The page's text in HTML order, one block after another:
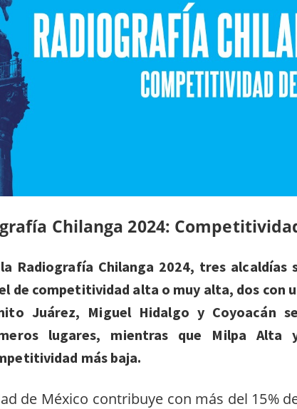
Chilanga 2024:
la Radiografía Chilanga 2024, tres alcaldías
de competitividad alta o muy alta, dos con
Juárez, Miguel Hidalgo y Coyoacán
lugares, mientras que Milpa Alta
más baja.
de México contribuye con más del 15%